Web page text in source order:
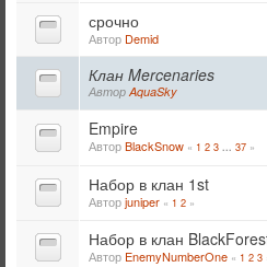
срочно
Автор Demid
Клан Mercenaries
АвторAquaSky
Empire
АвторBlackSnow « 1 2 3 ... 37 »
Набор в клан 1st
Авторjuniper « 1 2 »
Набор в клан
Автор EnemyNumberOne « 1 2 3